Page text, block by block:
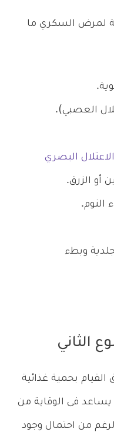
لمرض السكري ما
العصبي).
الاعتلال البصري
أو الزرق.
النوم.
وبطء
الثاني
بحمية غذائية
يساعد فى الوقاية من
من احتمال وجود